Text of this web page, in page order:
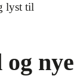
lyst til
nye